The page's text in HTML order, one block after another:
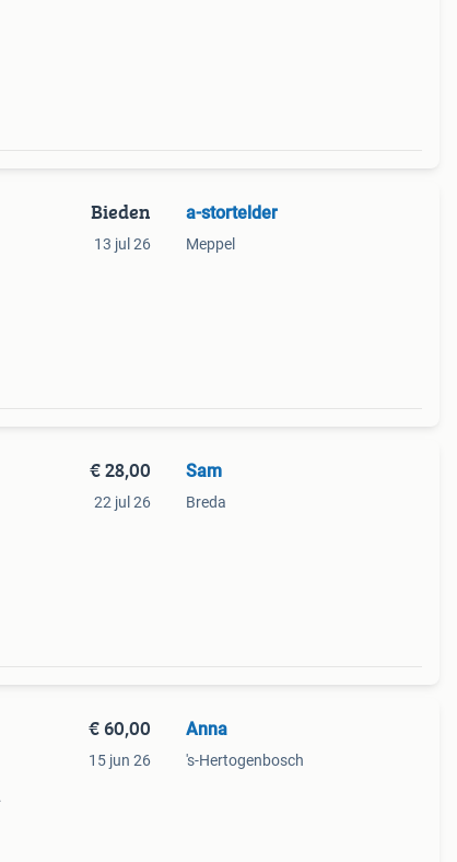
Bieden
13 jul 26
a-stortelder
Meppel
€ 28,00
22 jul 26
Sam
Breda
€ 60,00
15 jun 26
Anna
's-Hertogenbosch